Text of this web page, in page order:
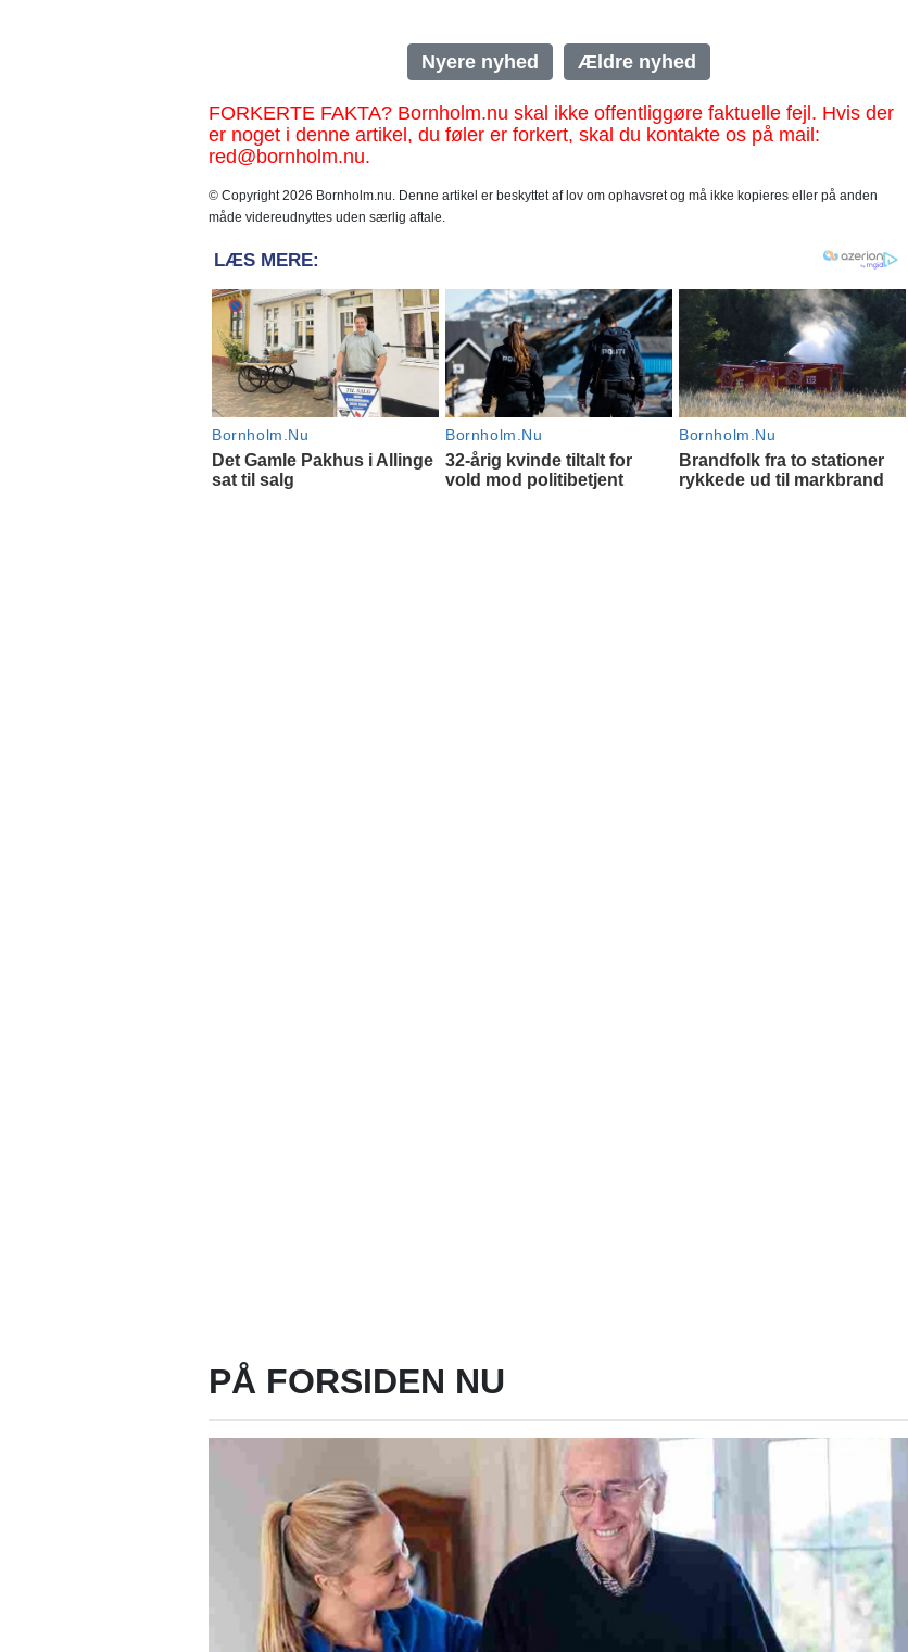
Nyere nyhed Ældre nyhed
FORKERTE FAKTA? Bornholm.nu skal ikke offentliggøre faktuelle fejl. Hvis der
er noget i denne artikel, du føler er forkert, skal du kontakte os på mail:
red@bornholm.nu.
© Copyright 2026 Bornholm.nu. Denne artikel er beskyttet af lov om ophavsret og må ikke kopieres eller på anden
måde videreudnyttes uden særlig aftale.
PÅ FORSIDEN NU